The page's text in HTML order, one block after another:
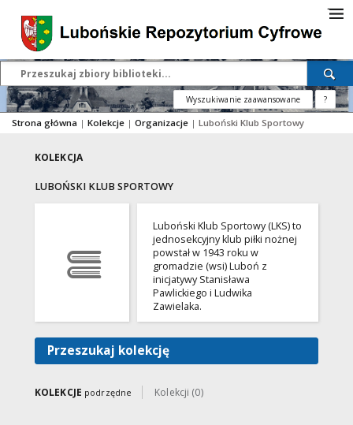
Wyszukiwanie zaawansowane ?
Strona główna | Kolekcje | Organizacje | Luboński Klub Sportowy
KOLEKCJA
LUBOŃSKI KLUB SPORTOWY
Luboński Klub Sportowy (LKS) to
jednosekcyjny klub piłki nożnej
powstał w 1943 roku w
gromadzie (wsi) Luboń z
inicjatywy Stanisława
Pawlickiego i Ludwika
Zawielaka.
Przeszukaj kolekcję
KOLEKCJE podrzędne Kolekcji (0)